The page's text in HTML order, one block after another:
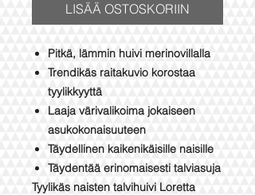
LISÄÄ OSTOSKORIIN
Pitkä, lämmin huivi merinovillalla
Trendikäs raitakuvio korostaa
tyylikkyyttä
Laaja värivalikoima jokaiseen
asukokonaisuuteen
Täydellinen kaikenikäisille naisille
Täydentää erinomaisesti talviasuja
Tyylikäs naisten talvihuivi Loretta